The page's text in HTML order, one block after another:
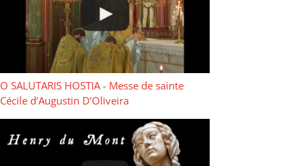
O SALUTARIS HOSTIA - Messe de sainte
Cécile d’Augustin D’Oliveira